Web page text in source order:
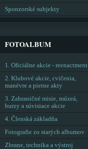
Sponzorské subjekty
FOTOALBUM
1. Oficiálne akcie - reenactment
2. Klubové akcie, cvičenia,
manévre a pietne akty
3. Zahraničné misie, múzeá,
burzy a súvisiace akcie
4. Členská základňa
Fotografie zo starých albumov
Zbrane, technika a výstroj